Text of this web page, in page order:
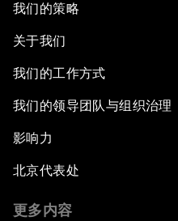
我们的策略
关于我们
我们的工作方式
我们的领导团队与组织治理
影响力
北京代表处
更多内容